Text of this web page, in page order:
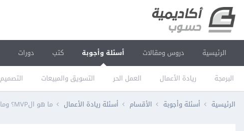
الرئيسية دروس ومقالات أسئلة وأجوبة
البرمجة ريادة الأعمال العمل الحر التسويق والمبيعات التصميم
كتب دورات
الرئيسية أسئلة وأجوبة الأقسام أسئلة ريادة الأعمال ما هو الMVP؟ وما مدى أهميته؟